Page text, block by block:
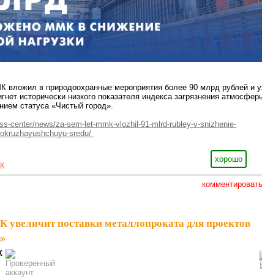
в природоохранные мероприятия более 90 млрд рублей и
исторически низкого показателя индекса загрязнения
статуса «Чистый город».
center/news/za-sem-let-mmk-vlozhil-91-mlrd-rubley-v-snizhenie-
sredu/
хорошо
комментировать
поставки металлопроката для проектов